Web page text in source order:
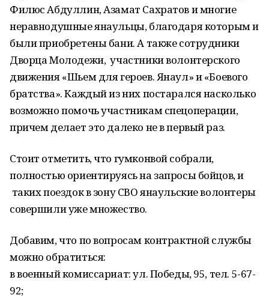
Филюс Абдуллин, Азамат Сахратов и многие
неравнодушные янаульцы, благодаря которым и
были приобретены бани. А также сотрудники
Дворца Молодежи, участники волонтерского
движения «Шьем для героев. Янаул» и «Боевого
братства». Каждый из них постарался насколько
возможно помочь участникам спецоперации,
причем делает это далеко не в первый раз.
Стоит отметить, что гумконвой собрали,
полностью ориентируясь на запросы бойцов, и
таких поездок в зону СВО янаульские волонтеры
совершили уже множество.
Добавим, что по вопросам контрактной службы
можно обратиться:
в военный комиссариат: ул. Победы, 95, тел. 5-67-
92;